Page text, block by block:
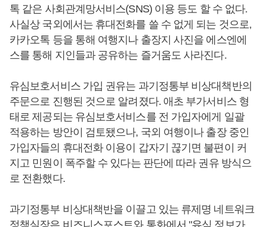
톡 같은 사회관계망서비스(SNS) 이용 등도 할 수 없다.
사실상 국외에서는 휴대전화를 쓸 수 없게 되는 것으로,
카카오톡 등을 통해 여행지나 출장지 사진을 에스엔에
스를 통해 지인들과 공유하는 즐거움도 사라진다.
유심보호서비스 가입 권유는 과기정통부 비상대책반의
주문으로 진행된 것으로 알려졌다. 애초 부가서비스 형
태로 제공되는 유심보호서비스를 전 가입자에게 일괄
적용하는 방안이 검토됐으나, 국외 여행이나 출장 중인
가입자들의 휴대전화 이용이 갑자기 끊기면 불편이 커
지고 민원이 폭주할 수 있다는 판단에 따라 권유 방식으
로 전환했다.
과기정통부 비상대책반을 이끌고 있는 류제명 네트워크
정책실장은 비즈니스포스트와 통화에서 "유심 정보가